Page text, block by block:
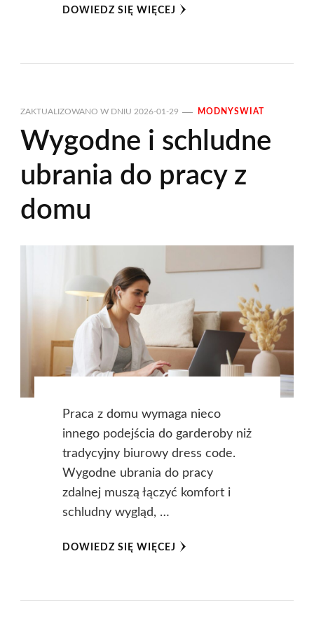
DOWIEDZ SIĘ WIĘCEJ
ZAKTUALIZOWANO W DNIU 2026-01-29 MODNYSWIAT
Wygodne i schludne
ubrania do pracy z
domu
Praca z domu wymaga nieco
innego podejścia do garderoby niż
tradycyjny biurowy dress code.
Wygodne ubrania do pracy
zdalnej muszą łączyć komfort i
schludny wygląd, …
DOWIEDZ SIĘ WIĘCEJ